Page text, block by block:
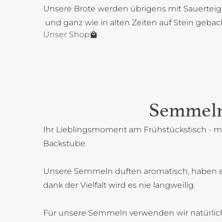
Unsere Brote werden übrigens mit
und ganz wie in alten Zeiten auf Stein
Unser Shop
Ihr Lieblingsmoment am Frühstückstisch -
Backstube.
Unsere Semmeln duften aromatisch, haben
dank der Vielfalt wird es nie langweilig.
Für unsere Semmeln verwenden wir